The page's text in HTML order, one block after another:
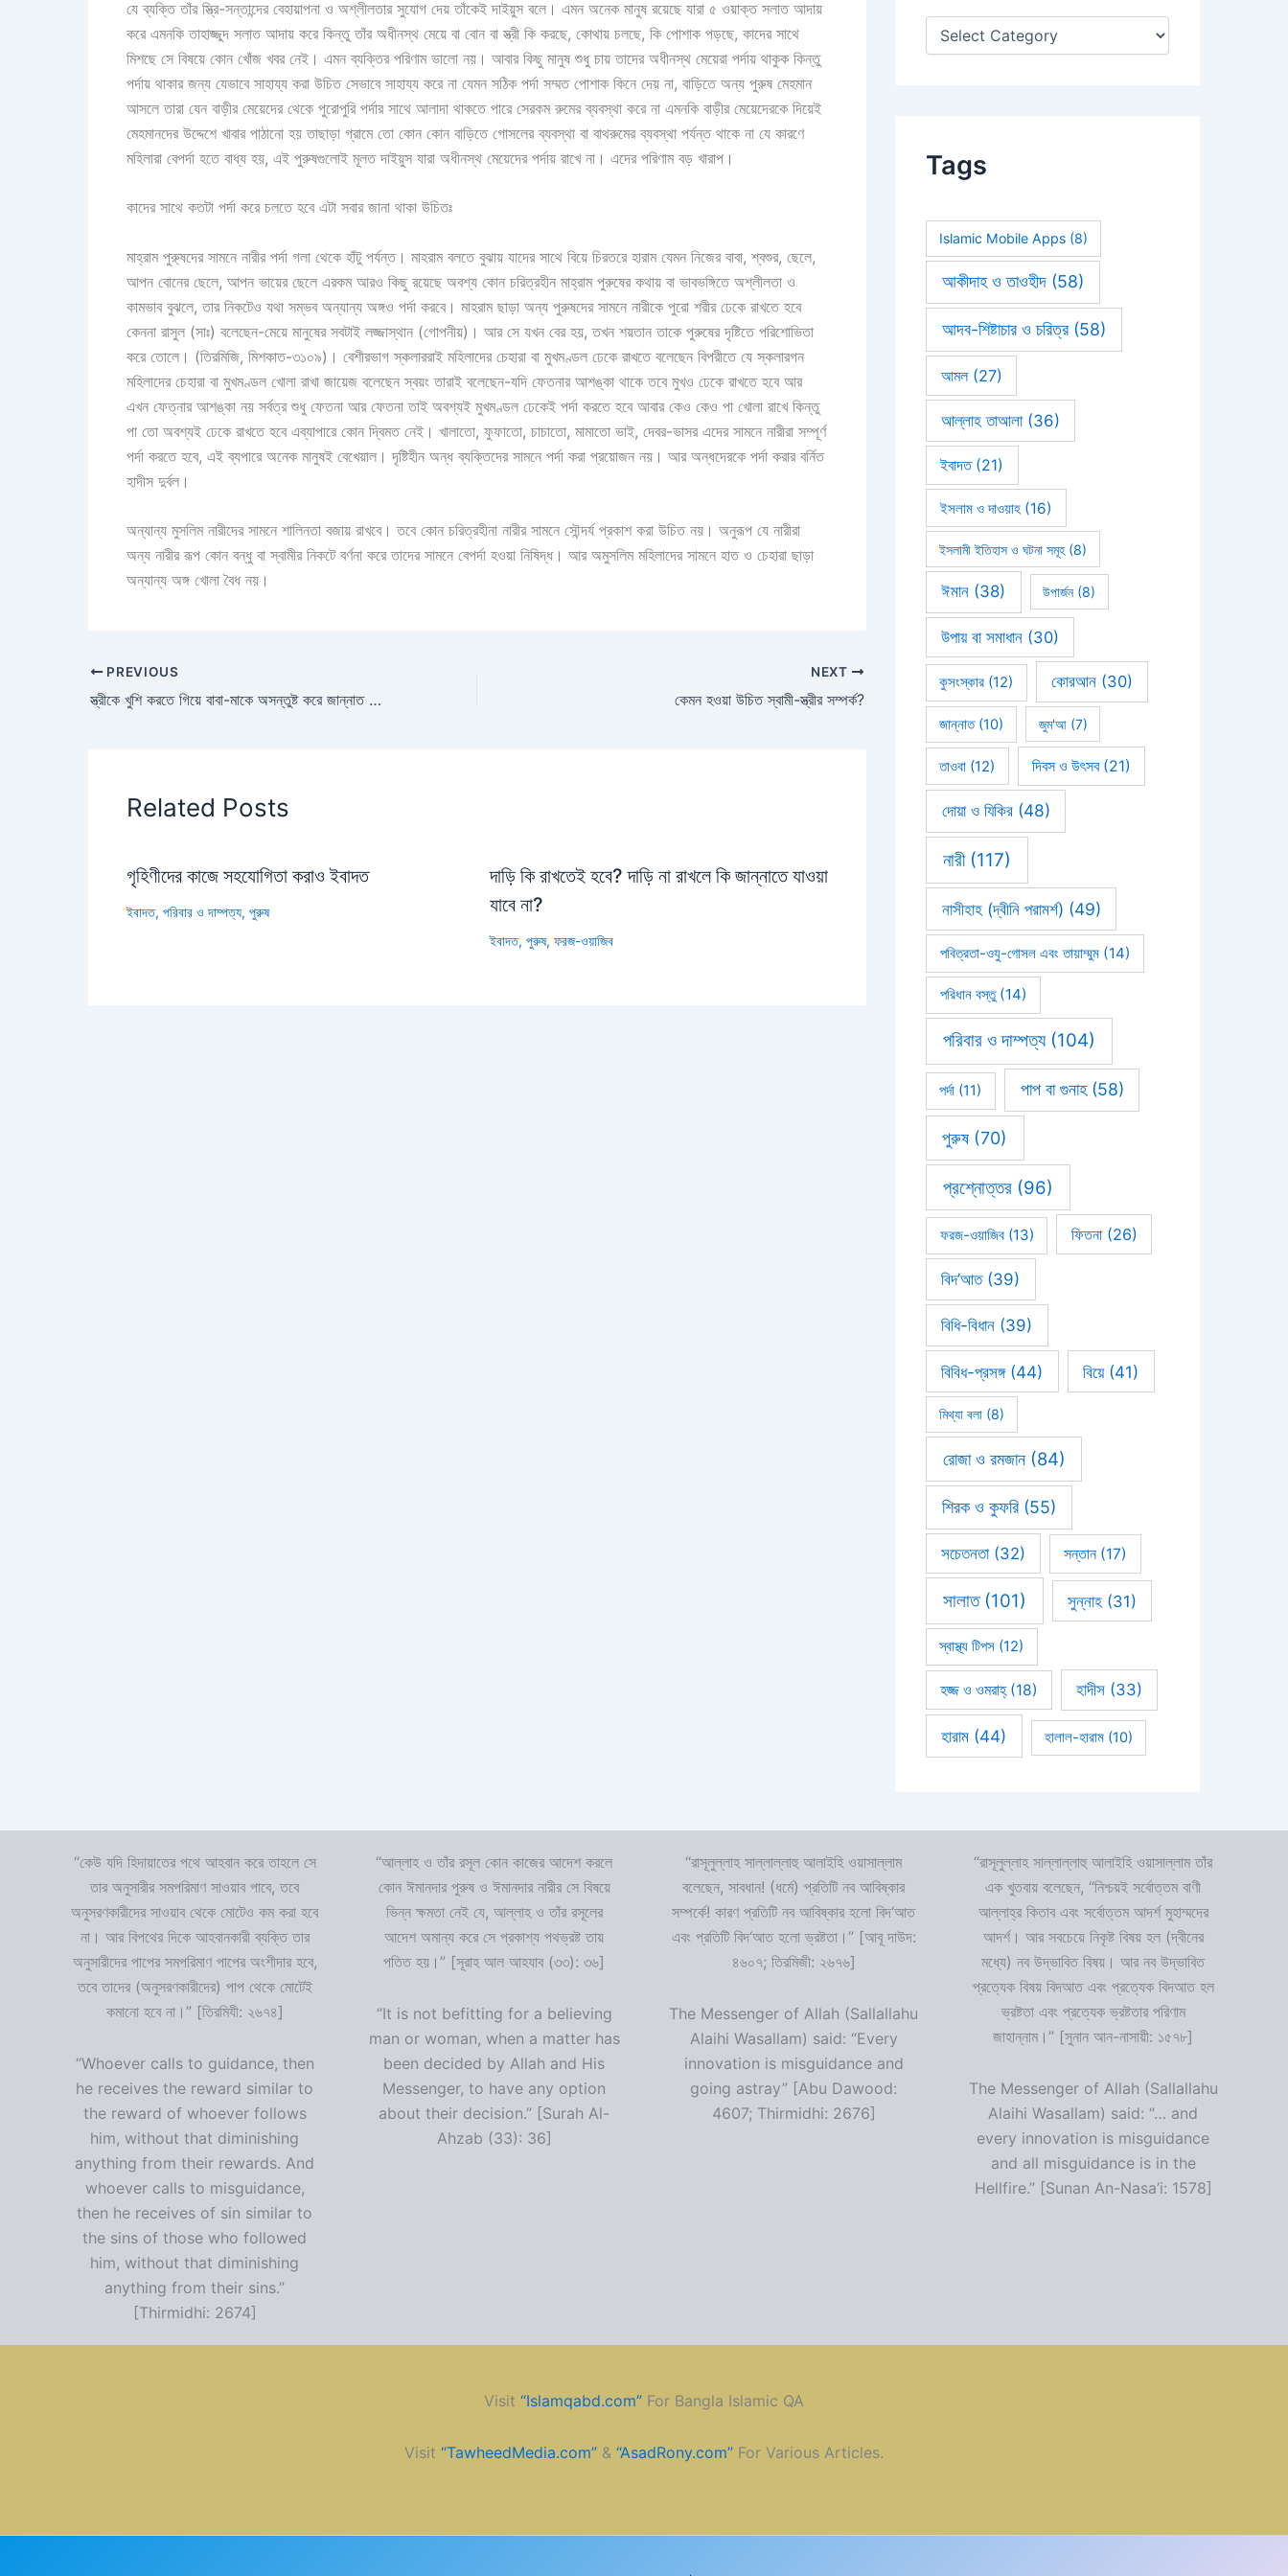
যে ব্যক্তি তাঁর স্ত্রি-সন্তান্দের বেহায়াপনা ও অশ্লীলতার সুযোগ দেয় তাঁকেই দাইয়ুস বলে। এমন অনেক মানুষ রয়েছে যারা ৫ ওয়াক্ত সলাত আদায়
করে এমনকি তাহাজ্জুদ সলাত আদায় করে কিন্তু তাঁর অধীনস্থ মেয়ে বা বোন বা স্ত্রী কি করছে, কোথায় চলছে, কি পোশাক পড়ছে, কাদের সাথে
মিশছে সে বিষয়ে কোন খোঁজ খবর নেই। এমন ব্যক্তির পরিণাম ভালো নয়। আবার কিছু মানুষ শুধু চায় তাদের অধীনস্থ মেয়েরা পর্দায় থাকুক কিন্তু
পর্দায় থাকার জন্য যেভাবে সাহায্য করা উচিত সেভাবে সাহায্য করে না যেমন সঠিক পর্দা সম্মত পোশাক কিনে দেয় না, বাড়িতে অন্য পুরুষ মেহমান
আসলে তারা যেন বাড়ীর মেয়েদের থেকে পুরোপুরি পর্দার সাথে আলাদা থাকতে পারে সেরকম রুমের ব্যবস্থা করে না এমনকি বাড়ীর মেয়েদেরকে দিয়েই
মেহমানদের উদ্দেশে খাবার পাঠানো হয় তাছাড়া গ্রামে তো কোন কোন বাড়িতে গোসলের ব্যবস্থা বা বাথরুমের ব্যবস্থা পর্যন্ত থাকে না যে কারণে
মহিলারা বেপর্দা হতে বাধ্য হয়, এই পুরুষগুলোই মূলত দাইয়ুস যারা অধীনস্থ মেয়েদের পর্দায় রাখে না। এদের পরিণাম বড় খারাপ।
কাদের সাথে কতটা পর্দা করে চলতে হবে এটা সবার জানা থাকা উচিতঃ
মাহ্‌রাম পুরু্ষদের সামনে নারীর পর্দা গলা থেকে হাঁটু পর্যন্ত। মাহরাম বলতে বুঝায় যাদের সাথে বিয়ে চিরতরে হারাম যেমন নিজের বাবা, শ্বশুর, ছেলে,
আপন বোনের ছেলে, আপন ভায়ের ছেলে এরকম আরও কিছু রয়েছে অবশ্য কোন চরিত্রহীন মাহ্‌রাম পুরুষের কথায় বা ভাবভঙ্গিতে অশ্লীলতা ও
কামভাব বুঝলে, তার নিকটেও যথা সম্ভব অন্যান্য অঙ্গও পর্দা করবে। মাহরাম ছাড়া অন্য পুরুষদের সামনে নারীকে পুরো শরীর ঢেকে রাখতে হবে
কেননা রাসুল (সাঃ) বলেছেন-মেয়ে মানুষের সবটাই লজ্জাস্থান (গোপনীয়)। আর সে যখন বের হয়, তখন শয়তান তাকে পুরুষের দৃষ্টিতে পরিশোভিতা
করে তোলে। (তিরমিজি, মিশকাত-৩১০৯)। বেশীরভাগ স্কলাররাই মহিলাদের চেহারা বা মুখমণ্ডল ঢেকে রাখতে বলেছেন বিপরীতে যে স্কলারগন
মহিলাদের চেহারা বা মুখমণ্ডল খোলা রাখা জায়েজ বলেছেন স্বয়ং তারাই বলেছেন-যদি ফেতনার আশঙ্কা থাকে তবে মুখও ঢেকে রাখতে হবে আর
এখন ফেত্নার আশঙ্কা নয় সর্বত্র শুধু ফেতনা আর ফেতনা তাই অবশ্যই মুখমণ্ডল ঢেকেই পর্দা করতে হবে আবার কেও কেও পা খোলা রাখে কিন্তু
পা তো অবশ্যই ঢেকে রাখতে হবে এব্যাপারে কোন দ্বিমত নেই। খালাতো, ফুফাতো, চাচাতো, মামাতো ভাই, দেবর-ভাসর এদের সামনে নারীরা সম্পূর্ণ
পর্দা করতে হবে, এই ব্যপারে অনেক মানুষই বেখেয়াল। দৃষ্টিহীন অন্ধ ব্যক্তিদের সামনে পর্দা করা প্রয়োজন নয়। আর অন্ধদেরকে পর্দা করার বর্নিত
হাদীস দুর্বল।
অন্যান্য মুসলিম নারীদের সামনে শালিনতা বজায় রাখবে। তবে কোন চরিত্রহীনা নারীর সামনে সৌন্দর্য প্রকাশ করা উচিত নয়। অনুরূপ যে নারীরা
অন্য নারীর রূপ কোন বন্ধু বা স্বামীর নিকটে বর্ণনা করে তাদের সামনে বেপর্দা হওয়া নিষিদ্ধ। আর অমুসলিম মহিলাদের সামনে হাত ও চেহারা ছাড়া
অন্যান্য অঙ্গ খোলা বৈধ নয়।
PREVIOUS
স্ত্রীকে খুশি করতে গিয়ে বাবা-মাকে অসন্তুষ্ট করে জান্নাত হারাবেন না
NEXT
কেমন হওয়া উচিত স্বামী-স্ত্রীর সম্পর্ক?
Related Posts
গৃহিণীদের কাজে সহযোগিতা করাও ইবাদত
ইবাদত, পরিবার ও দাম্পত্য, পুরুষ
দাড়ি কি রাখতেই হবে? দাড়ি না রাখলে কি জান্নাতে যাওয়া
যাবে না?
ইবাদত, পুরুষ, ফরজ-ওয়াজিব
:
Tags
Islamic Mobile Apps(8)
আকীদাহ ও তাওহীদ(58)
আদব-শিষ্টাচার ও চরিত্র(58)
আমল(27)
আল্লাহ তাআলা(36)
ইবাদত(21)
ইসলাম ও দাওয়াহ(16)
ইসলামী ইতিহাস ও ঘটনা সমূহ(8)
ঈমান (38) উপার্জন(8)
উপায় বা সমাধান(30)
কুসংস্কার (12) কোরআন(30)
জান্নাত(10) জুম'আ(7)
তাওবা (12) দিবস ও উৎসব(21)
দোয়া ও যিকির(48)
নারী(117)
নাসীহাহ (দ্বীনি পরামর্শ) (49)
পবিত্রতা-ওযু-গোসল এবং তায়াম্মুম(14)
পরিধান বস্তু(14)
পরিবার ও দাম্পত্য(104)
পর্দা (11) পাপ বা গুনাহ(58)
পুরুষ (70)
প্রশ্নোত্তর(96)
ফরজ-ওয়াজিব(13) ফিতনা(26)
বিদ’আত(39)
বিধি-বিধান (39)
বিবিধ-প্রসঙ্গ(44) বিয়ে(41)
মিথ্যা বলা(8)
রোজা ও রমজান(84)
শিরক ও কুফরি(55)
সচেতনতা(32) সন্তান(17)
সালাত(101) সুন্নাহ(31)
স্বাস্থ্য টিপস (12)
হজ্জ ও ওমরাহ্‌(18) হাদীস (33)
হারাম (44) হালাল-হারাম (10)
“কেউ যদি হিদায়াতের পথে আহবান করে তাহলে সে
তার অনুসারীর সমপরিমাণ সাওয়াব পাবে, তবে
অনুসরণকারীদের সাওয়াব থেকে মোটেও কম করা হবে
না। আর বিপথের দিকে আহবানকারী ব্যক্তি তার
অনুসারীদের পাপের সমপরিমাণ পাপের অংশীদার হবে,
তবে তাদের (অনুসরণকারীদের) পাপ থেকে মোটেই
কমানো হবে না।” [তিরমিযী: ২৬৭৪]
“Whoever calls to guidance, then
he receives the reward similar to
the reward of whoever follows
him, without that diminishing
anything from their rewards. And
whoever calls to misguidance,
then he receives of sin similar to
the sins of those who followed
him, without that diminishing
anything from their sins.”
[Thirmidhi: 2674]
“আল্লাহ ও তাঁর রসূল কোন কাজের আদেশ করলে
কোন ঈমানদার পুরুষ ও ঈমানদার নারীর সে বিষয়ে
ভিন্ন ক্ষমতা নেই যে, আল্লাহ ও তাঁর রসূলের
আদেশ অমান্য করে সে প্রকাশ্য পথভ্রষ্ট তায়
পতিত হয়।” [সূরাহ আল আহযাব (৩৩): ৩৬]
“It is not befitting for a believing
man or woman, when a matter has
been decided by Allah and His
Messenger, to have any option
about their decision.” [Surah Al-
Ahzab (33): 36]
“রাসূলুল্লাহ সাল্লাল্লাহু আলাইহি ওয়াসাল্লাম
বলেছেন, সাবধান! (ধর্মে) প্রতিটি নব আবিষ্কার
সম্পর্কে! কারণ প্রতিটি নব আবিষ্কার হলো বিদ‘আত
এবং প্রতিটি বিদ‘আত হলো ভ্রষ্টতা।” [আবূ দাউদ:
৪৬০৭; তিরমিজী: ২৬৭৬]
The Messenger of Allah (Sallallahu
Alaihi Wasallam) said: “Every
innovation is misguidance and
going astray” [Abu Dawood:
4607; Thirmidhi: 2676]
“রাসূলুল্লাহ সাল্লাল্লাহু আলাইহি ওয়াসাল্লাম তাঁর
এক খুতবায় বলেছেন, “নিশ্চয়ই সর্বোত্তম বাণী
আল্লাহ্‌র কিতাব এবং সর্বোত্তম আদর্শ মুহাম্মদের
আদর্শ। আর সবচেয়ে নিকৃষ্ট বিষয় হল (দ্বীনের
মধ্যে) নব উদ্ভাবিত বিষয়। আর নব উদ্ভাবিত
প্রত্যেক বিষয় বিদআত এবং প্রত্যেক বিদআত হল
ভ্রষ্টতা এবং প্রত্যেক ভ্রষ্টতার পরিণাম
জাহান্নাম।” [সুনান আন-নাসায়ী: ১৫৭৮]
The Messenger of Allah (Sallallahu
Alaihi Wasallam) said: “… and
every innovation is misguidance
and all misguidance is in the
Hellfire.” [Sunan An-Nasa’i: 1578]
Visit “Islamqabd.com” For Bangla Islamic QA
Visit “TawheedMedia.com” & “AsadRony.com” For Various Articles.